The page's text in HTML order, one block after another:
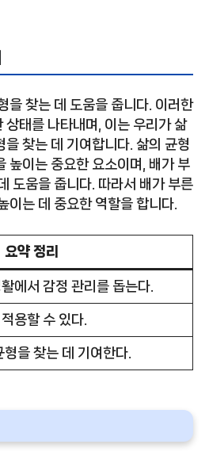
을 찾는 데 도움을 줍니다. 이러한
상태를 나타내며, 이는 우리가 삶
을 찾는 데 기여합니다. 삶의 균형
높이는 중요한 요소이며, 배가 부
도움을 줍니다. 따라서 배가 부른
이는 데 중요한 역할을 합니다.
요약 정리
에서 감정 관리를 돕는다.
용할 수 있다.
을 찾는 데 기여한다.